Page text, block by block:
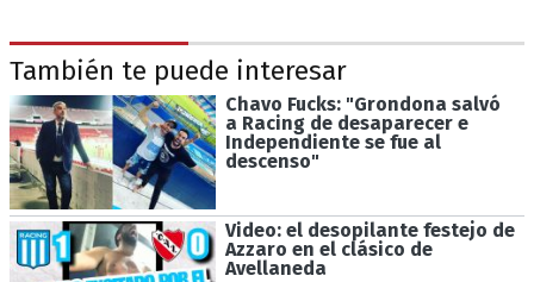
También te puede interesar
Chavo Fucks: "Grondona salvó
a Racing de desaparecer e
Independiente se fue al
descenso"
Video: el desopilante festejo de
Azzaro en el clásico de
Avellaneda